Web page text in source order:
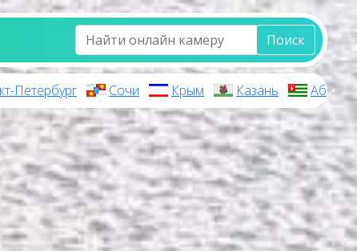
Поиск
Петербург Сочи Крым Казань